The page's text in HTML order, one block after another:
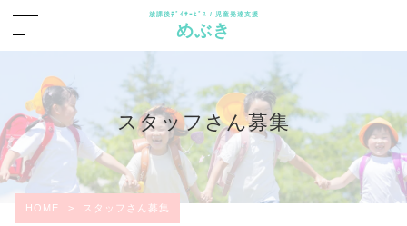
放課後ﾃﾞｲｻｰﾋﾞｽ / 児童発達支援
めぶき
スタッフさん募集
HOME > スタッフさん募集